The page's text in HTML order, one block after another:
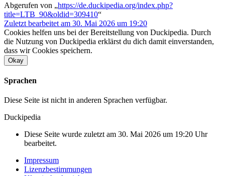
Abgerufen von „https://de.duckipedia.org/index.php?
title=LTB_90&oldid=309410“
Zuletzt bearbeitet am 30. Mai 2026 um 19:20
Cookies helfen uns bei der Bereitstellung von Duckipedia. Durch
die Nutzung von Duckipedia erklärst du dich damit einverstanden,
dass wir Cookies speichern.
Okay
Sprachen
Diese Seite ist nicht in anderen Sprachen verfügbar.
Duckipedia
Diese Seite wurde zuletzt am 30. Mai 2026 um 19:20 Uhr
bearbeitet.
Impressum
Lizenzbestimmungen